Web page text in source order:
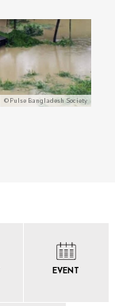
©Pulse Bangladesh Society
EVENT